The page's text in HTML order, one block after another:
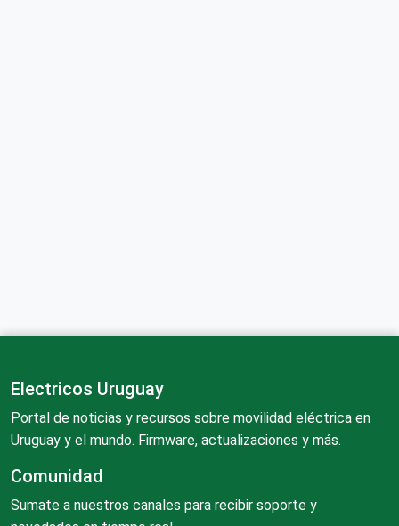
Electricos Uruguay
Portal de noticias y recursos sobre movilidad eléctrica en
Uruguay y el mundo. Firmware, actualizaciones y más.
Comunidad
Sumate a nuestros canales para recibir soporte y